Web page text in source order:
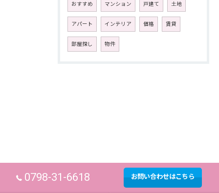
おすすめ マンション 戸建て 土地
アパート インテリア 価格 賃貸
部屋探し 物件
0798-31-6618 お問い合わせはこちら